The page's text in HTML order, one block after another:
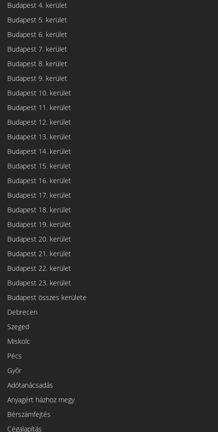
Budapest 4. kerület
Budapest 5. kerület
Budapest 6. kerület
Budapest 7. kerület
Budapest 8. kerület
Budapest 9. kerület
Budapest 10. kerület
Budapest 11. kerület
Budapest 12. kerület
Budapest 13. kerület
Budapest 14. kerület
Budapest 15. kerület
Budapest 16. kerület
Budapest 17. kerület
Budapest 18. kerület
Budapest 19. kerület
Budapest 20. kerület
Budapest 21. kerület
Budapest 22. kerület
Budapest 23. kerület
Budapest összes kerülete
Debrecen
Szeged
Miskolc
Pécs
Győr
Adótanácsadás
Anyagért házhoz megy
Bérszámfejtés
Cégalapítás